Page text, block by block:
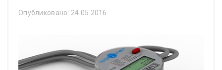
Опубликовано: 24.05.2016